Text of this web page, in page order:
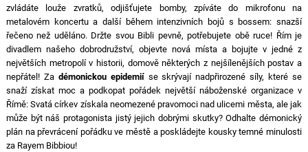
zvládáte louže zvratků, odjišťujete bomby, zpíváte do mikrofonu na
metalovém koncertu a další během intenzivních bojů s bossem: snazší
řečeno než uděláno. Držte svou Bibli pevně, potřebujete obě ruce! Řím je
divadlem našeho dobrodružství, objevte nová místa a bojujte v jedné z
největších metropolí v historii, domově některých z nejšílenějších postav a
nepřátel! Za démonickou epidemiíse skrývají nadpřirozené síly, které se
snaží získat moc a podkopat pořádek největší náboženské organizace v
Římě: Svatá církev získala neomezené pravomoci nad ulicemi města, ale jak
může být náš protagonista jistý jejich dobrými skutky? Odhalte démonický
plán na převrácení pořádku ve městě a poskládejte kousky temné minulosti
za Rayem Bibbiou!